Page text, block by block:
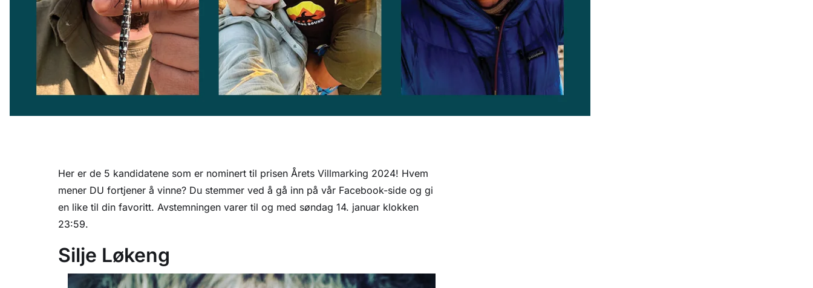
Her er de 5 kandidatene som er nominert til prisen Årets Villmarking 2024! Hvem
mener DU fortjener å vinne? Du stemmer ved å gå inn på vår Facebook-side og gi
en like til din favoritt. Avstemningen varer til og med søndag 14. januar klokken
23:59.
Silje Løkeng